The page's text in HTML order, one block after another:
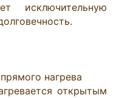
исключительную
нагрева
открытым